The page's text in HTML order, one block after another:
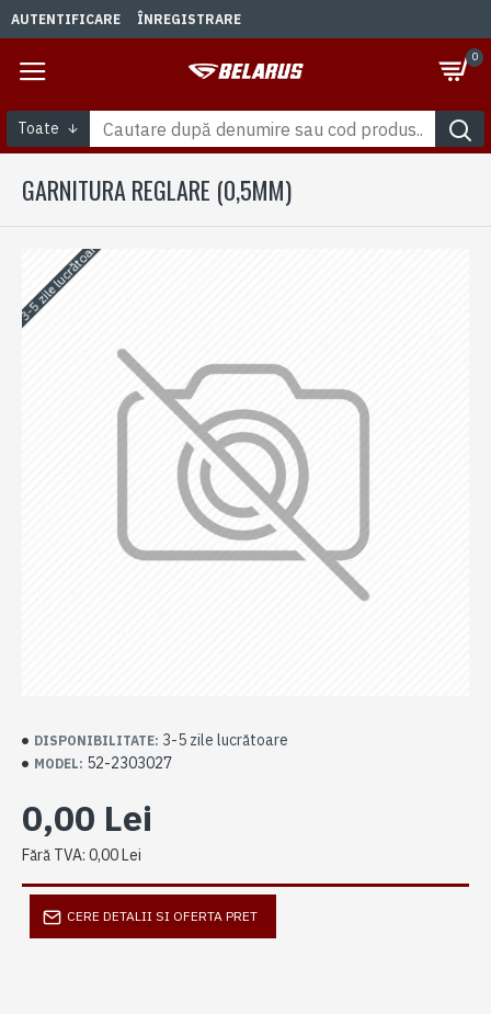
AUTENTIFICARE ÎNREGISTRARE
0
Toate
GARNITURA REGLARE (0,5MM)
3-5 zile lucrătoare
DISPONIBILITATE: 3-5 zile lucrătoare
MODEL: 52-2303027
0,00 Lei
Fără TVA: 0,00 Lei
CERE DETALII SI OFERTA PRET